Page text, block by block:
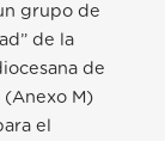
grupo de
de la
de
(Anexo M)
el